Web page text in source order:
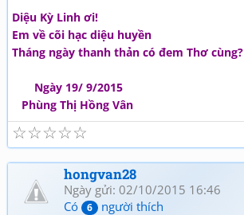
Diệu Kỳ Linh ơi!
Em về cõi hạc diệu huyền
Tháng ngày thanh thản có đem Thơ cùng?
Ngày 19/ 9/2015
Phùng Thị Hồng Vân
☆
☆
☆
☆
☆
hongvan28
Ngày gửi: 02/10/2015 16:46
Có
6 người thích